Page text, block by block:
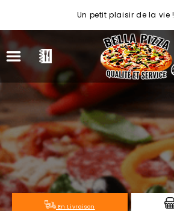
Un petit plaisir de la vie !
ACCUEIL
LA CARTE
VOTRE COMPTE
En Livraison